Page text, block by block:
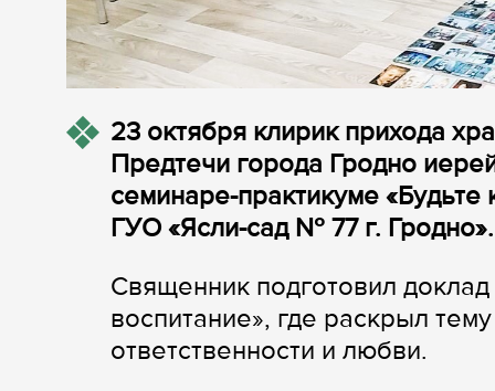
23 октября клирик прихода
Предтечи города Гродно
семинаре-практикуме
ГУО «Ясли-сад № 77 г. Гродно».
Священник подготовил
воспитание», где раскрыл
ответственности и любви.